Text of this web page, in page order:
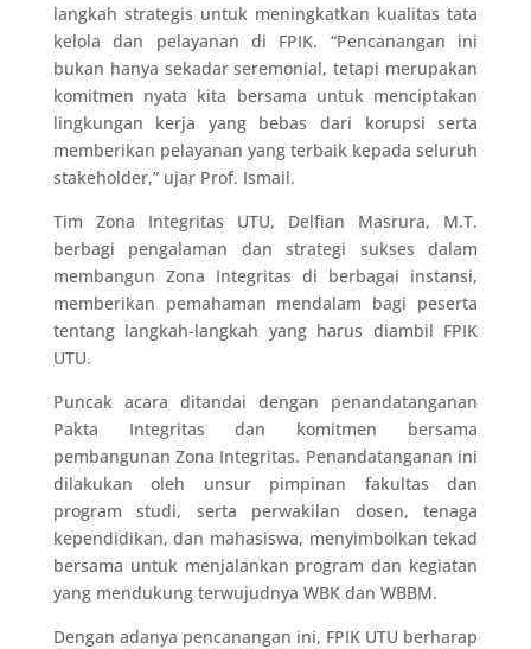
langkah strategis untuk meningkatkan kualitas tata
kelola dan pelayanan di FPIK. “Pencanangan ini
bukan hanya sekadar seremonial, tetapi merupakan
komitmen nyata kita bersama untuk menciptakan
lingkungan kerja yang bebas dari korupsi serta
memberikan pelayanan yang terbaik kepada seluruh
stakeholder,” ujar Prof. Ismail.
Tim Zona Integritas UTU, Delfian Masrura, M.T.
berbagi pengalaman dan strategi sukses dalam
membangun Zona Integritas di berbagai instansi,
memberikan pemahaman mendalam bagi peserta
tentang langkah-langkah yang harus diambil FPIK
UTU.
Puncak acara ditandai dengan penandatanganan
Pakta Integritas dan komitmen bersama
pembangunan Zona Integritas. Penandatanganan ini
dilakukan oleh unsur pimpinan fakultas dan
program studi, serta perwakilan dosen, tenaga
kependidikan, dan mahasiswa, menyimbolkan tekad
bersama untuk menjalankan program dan kegiatan
yang mendukung terwujudnya WBK dan WBBM.
Dengan adanya pencanangan ini, FPIK UTU berharap